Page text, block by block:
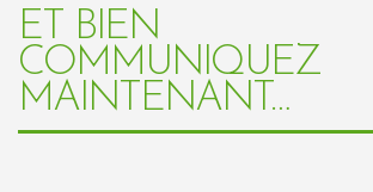
ET BIEN
COMMUNIQUEZ
MAINTENANT…